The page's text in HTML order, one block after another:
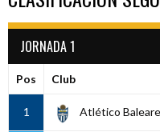
JORNADA 1
Pos Club
1 Atlético